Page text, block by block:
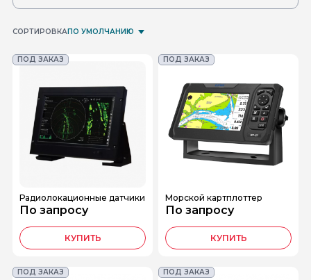
СОРТИРОВКАПО УМОЛЧАНИЮ
ПОД ЗАКАЗ
Радиолокационные датчики
По запросу
КУПИТЬ
ПОД ЗАКАЗ
Морской картплоттер
По запросу
КУПИТЬ
ПОД ЗАКАЗ ПОД ЗАКАЗ